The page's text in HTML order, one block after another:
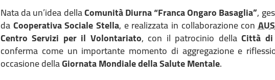
Nata da un’idea dellaComunità Diurna “Franca Ongaro Basaglia”,
daCooperativa Sociale Stella, e realizzata in collaborazione con
Centro Servizi per il Volontariato, con il patrocinio dellaCittà
conferma come un importante momento di aggregazione e
occasione dellaGiornata Mondiale della Salute Mentale.